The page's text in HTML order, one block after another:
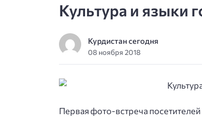
Культура и языки
Курдистан сегодня
08 ноября 2018
Первая фото-встреча